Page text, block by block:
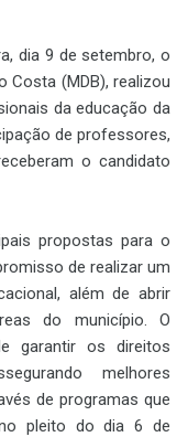
dia 9 de setembro, o
Costa (MDB), realizou
da educação da
de professores,
o candidato
propostas para o
de realizar um
além de abrir
do município. O
garantir os direitos
melhores
de programas que
pleito do dia 6 de